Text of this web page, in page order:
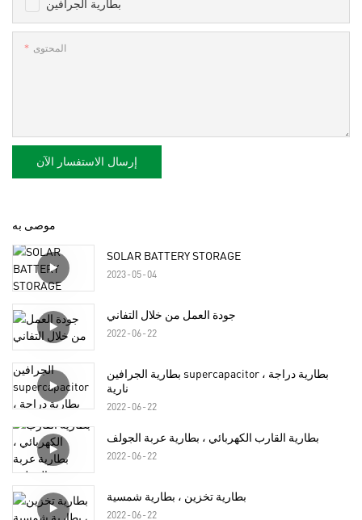
بطارية الجرافين
المحتوى
إرسال الاستفسار الآن
موصى به
SOLAR BATTERY STORAGE
2023 05 04
جودة العمل من خلال التفاني
2022 06 22
بطارية الجرافين supercapacitor ، بطارية دراجة
نارية
2022 06 22
بطارية القارب الكهربائي ، بطارية عربة الجولف
2022 06 22
بطارية تخزين ، بطارية شمسية
2022 06 22